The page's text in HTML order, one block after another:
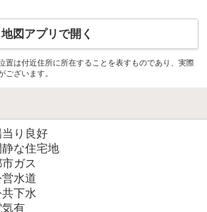
地図アプリで開く
置は付近住所に所在することを表すものであり、実際
ございます。
当り良好
静な住宅地
ガス
水道
下水
気有